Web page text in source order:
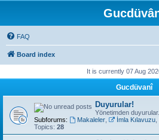
FAQ
Board index
It is currently 07 Aug
Gucdüvanî
Duyurular!
Yönetimden duyurular...
Subforums:
Makaleler, İmla Kılavuzu,
Topics: 28